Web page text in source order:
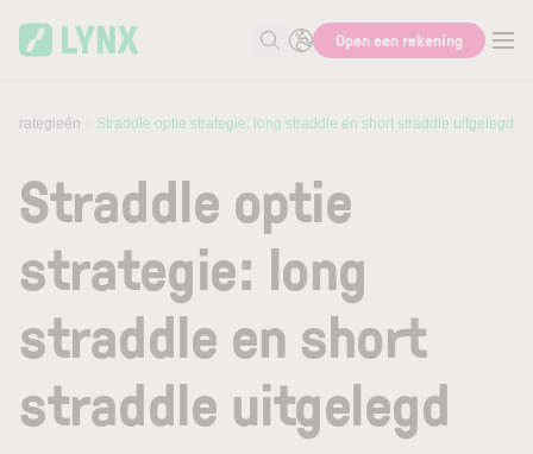
Zoek naar informatie
Open een rekening
Straddle optie strategie: long straddle en short straddle uitgelegd
Straddle optie
strategie: long
straddle en short
straddle uitgelegd